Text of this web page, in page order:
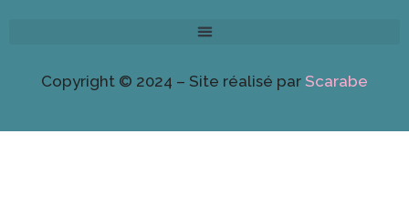
Copyright © 2024 – Site réalisé par Scarabe